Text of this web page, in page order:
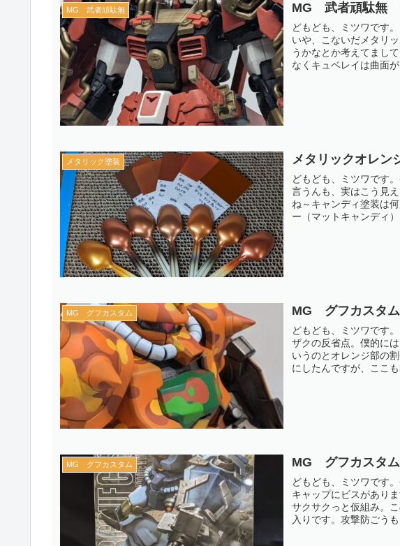
MG 武者頑駄無 MG 武者頑駄無
どもども、ミツワです
いや、こないだメタリ
うかなとか考えてまし
なくキュベレイは曲面
メタリック塗装 メタリックオレ
どもども、ミツワです
言うんも、実はこう見
ね～キャンディ塗装は
ー（マットキャンディ
MG グフカスタム MG グフカスタ
どもども、ミツワです
ザクの反省点。僕的に
いうのとオレンジ部の
にしたんですが、ここ
MG グフカスタム MG グフカスタ
どもども、ミツワです
キャップにビスがあり
サクサクっと仮組み。
入りです。攻撃防ごう